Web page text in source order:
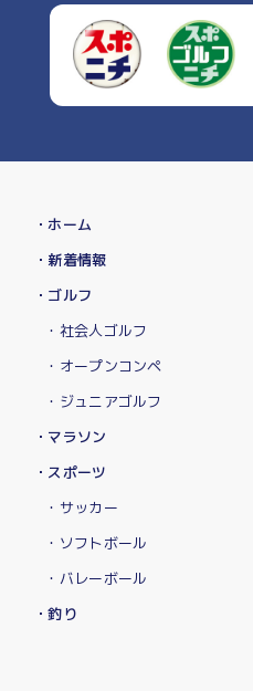
・ホーム
・新着情報
・ゴルフ
・社会人ゴルフ
・オープンコンペ
・ジュニアゴルフ
・マラソン
・スポーツ
・サッカー
・ソフトボール
・バレーボール
・釣り